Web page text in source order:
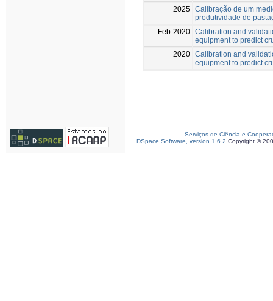
2025 Calibração de um
produtividade de
Feb-2020 Calibration and
equipment to predict
2020 Calibration and
equipment to predict
Serviços de Ciência e
DSpace Software, version 1.6.2 Copyright ©